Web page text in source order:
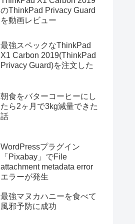
のThinkPad Privacy Guard
を動画レビュー
最強スペックなThinkPad
X1 Carbon 2019(ThinkPad
Privacy Guard)を注文した
朝食をバターコーヒーにし
たら2ヶ月で3kg減量できた
話
WordPressプラグイン
「Pixabay」でFile
attachment metadata error
エラーが発生
最強マヌカハニーを食べて
風邪予防に成功